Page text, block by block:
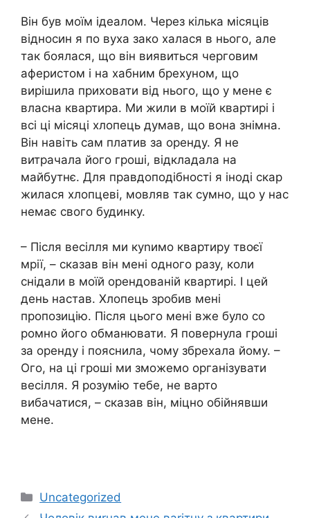
Він був моїм ідеалом. Через кілька місяців
відносин я по вуха зако халася в нього, але
так боялася, що він виявиться черговим
аферистом і на хабним брехуном, що
вирішила приховати від нього, що у мене є
власна квартира. Ми жили в моїй квартирі і
всі ці місяці хлопець думав, що вона знімна.
Він навіть сам платив за оренду. Я не
витрачала його гроші, відкладала на
майбутнє. Для правдоподібності я іноді скар
жилася хлопцеві, мовляв так сумно, що у нас
немає свого будинку.
– Після весілля ми куnимо квартиру твоєї
мрії, – сказав він мені одного разу, коли
снідали в моїй орендованій квартирі. І цей
день настав. Хлопець зробив мені
пропозицію. Після цього мені вже було со
ромно його обманювати. Я повернула гроші
за оренду і пояснила, чому збрехала йому. –
Ого, на ці гроші ми зможемо організувати
весілля. Я розумію тебе, не варто
вибачатися, – сказав він, міцно обійнявши
мене.
Categories
Uncategorized